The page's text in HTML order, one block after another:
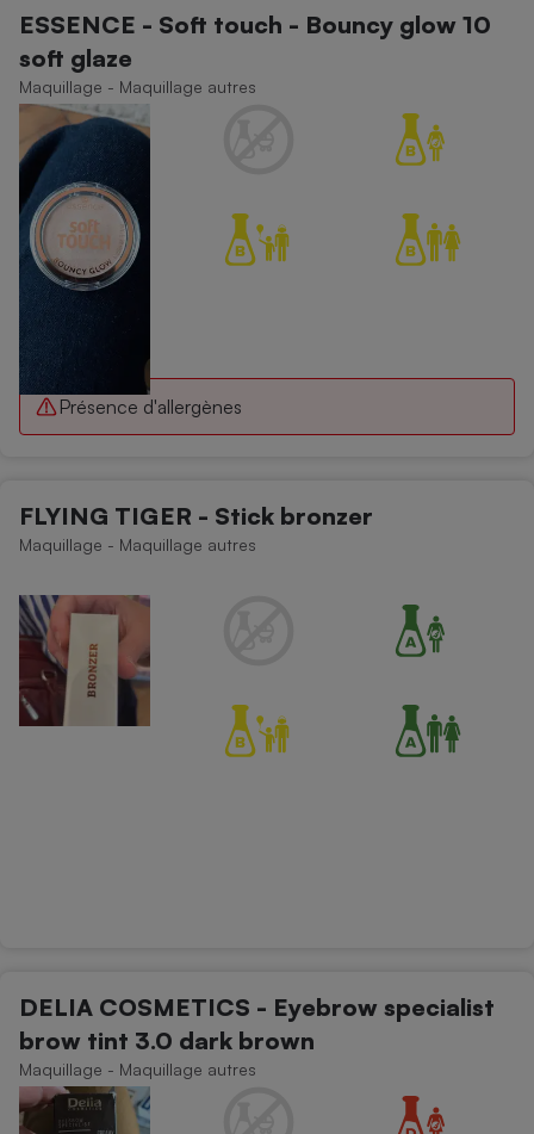
ESSENCE - Soft touch - Bouncy glow 10
soft glaze
Maquillage - Maquillage autres
Présence d'allergènes
FLYING TIGER - Stick bronzer
Maquillage - Maquillage autres
DELIA COSMETICS - Eyebrow specialist
brow tint 3.0 dark brown
Maquillage - Maquillage autres